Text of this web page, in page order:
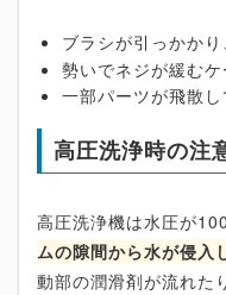
ブラシが引っかか
勢いでネジが緩むケ
一部パーツが飛散
高圧洗浄時の注
高圧洗浄機は水圧が
ムの隙間から水が侵入
動部の潤滑剤が流れた